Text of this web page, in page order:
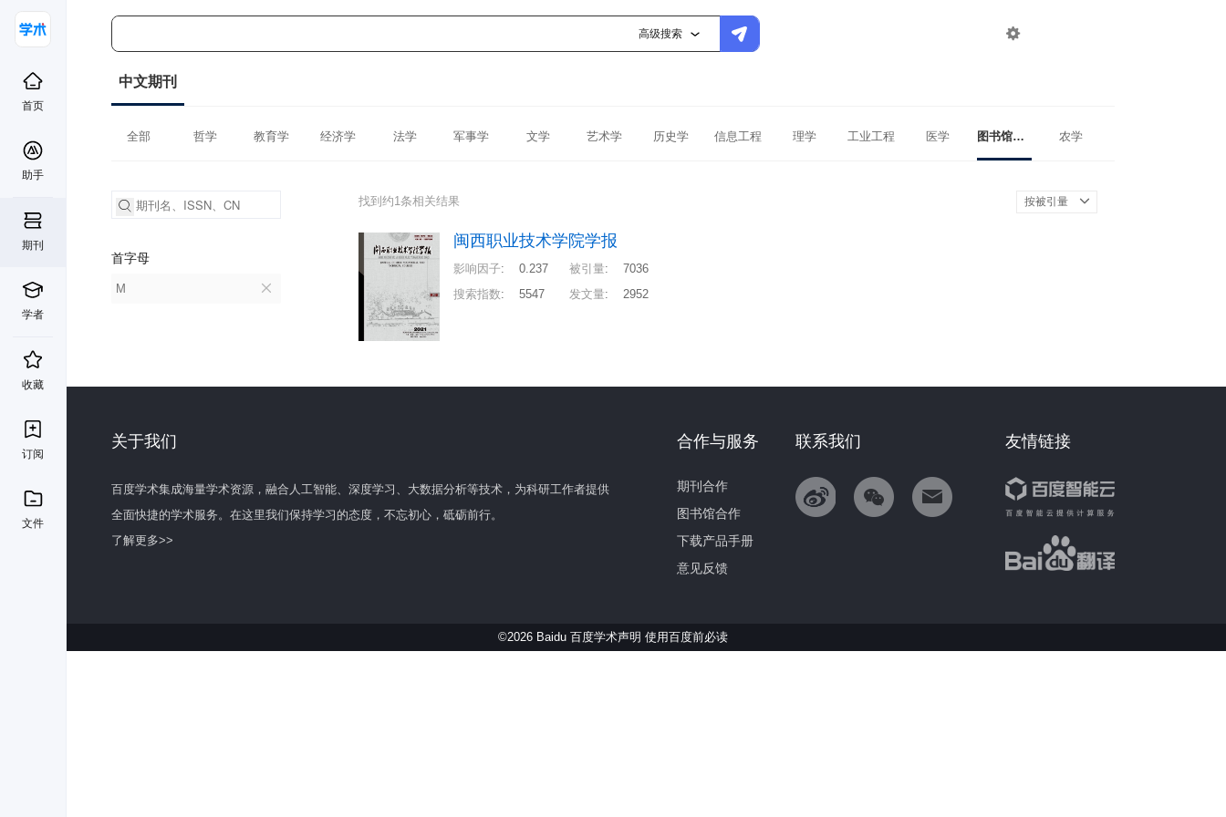
高级搜索 
首页
助手
期刊
学者
收藏
订阅
文件
中文期刊
全部 哲学 教育学 经济学 法学 军事学 文学 艺术学 历史学 信息工程 理学 工业工程 医学 图书馆、情报与档案管理 农学
首字母
M
找到约1条相关结果 按被引量
闽西职业技术学院学报
影响因子: 0.237 被引量:
7036
搜索指数: 5547 发文量: 2952
关于我们
百度学术集成海量学术资源，融合人工智能、深度学习、大数据分析等技术，为科研工作者提供
全面快捷的学术服务。在这里我们保持学习的态度，不忘初心，砥砺前行。
了解更多>>
友情链接
联系我们
合作与服务
期刊合作
图书馆合作
下载产品手册
意见反馈
©2026 Baidu 百度学术声明 使用百度前必读